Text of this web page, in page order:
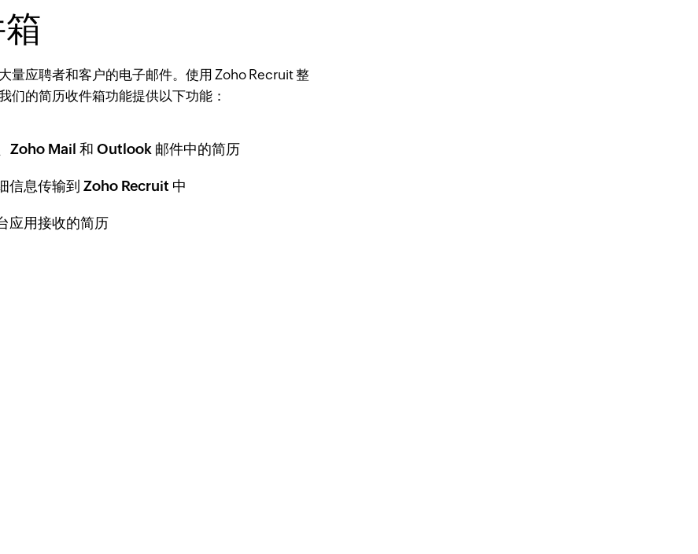
量应聘者和客户的电子邮件。使用 Zoho Recruit 整
们的简历收件箱功能提供以下功能：
Zoho Mail 和 Outlook 邮件中的简历
信息传输到 Zoho Recruit 中
应用接收的简历